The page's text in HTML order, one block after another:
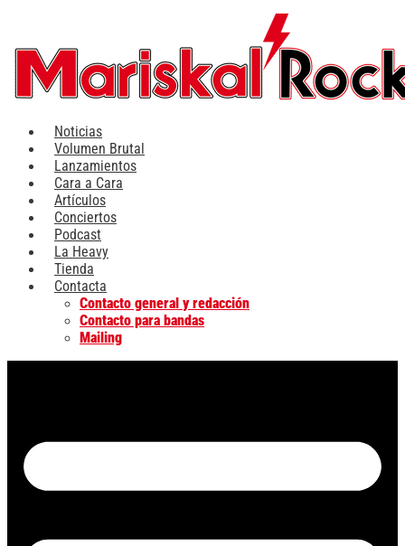
contenido
Noticias
Volumen Brutal
Lanzamientos
Cara a Cara
Artículos
Conciertos
Podcast
La Heavy
Tienda
Contacta
Contacto general y redacción
Contacto para bandas
Mailing